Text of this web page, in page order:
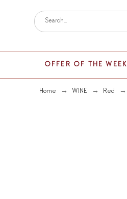
OFFER OF THE WEEK
Home WINE Red